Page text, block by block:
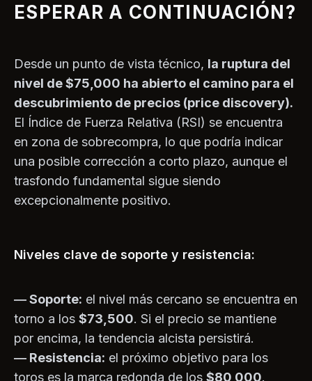
ESPERAR A CONTINUACIÓN?
Desde un punto de vista técnico, la ruptura del
nivel de $75,000 ha abierto el camino para el
descubrimiento de precios (price discovery).
El Índice de Fuerza Relativa (RSI) se encuentra
en zona de sobrecompra, lo que podría indicar
una posible corrección a corto plazo, aunque el
trasfondo fundamental sigue siendo
excepcionalmente positivo.
Niveles clave de soporte y resistencia:
— Soporte: el nivel más cercano se encuentra en
torno a los $73,500. Si el precio se mantiene
por encima, la tendencia alcista persistirá.
— Resistencia: el próximo objetivo para los
toros es la marca redonda de los $80,000.